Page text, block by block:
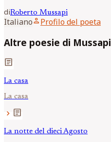
diRoberto Mussapi
Italianoperson Profilo del poeta
Altre poesie di Mussapi
article
La casa
La casa
chevron_right article
La notte del dieci Agosto